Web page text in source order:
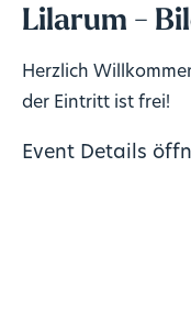
Lilarum -
Herzlich
der Eintritt ist frei!
Event Details